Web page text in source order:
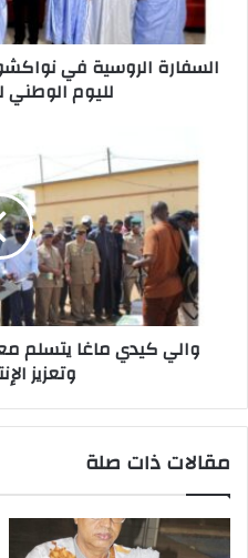
السفارة الروسية في
لليوم الوطني
والي كيدي ماغا يتسلم
وتعزيز
مقالات ذات صلة